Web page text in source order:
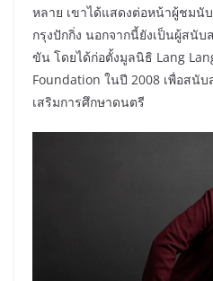
หลาย เขาได้แสดงต่อหน้าผู้ชมนั
กรุงปักกิ่ง นอกจากนี้ยังเป็นผู้สนั
ขัน โดยได้ก่อตั้งมูลนิธิ Lang
Foundation ในปี 2008 เพื่อสนั
เสริมการศึกษาดนตรี